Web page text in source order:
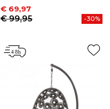
Prijs
€ 69,97
Normale prijs
€ 99,95
-30%